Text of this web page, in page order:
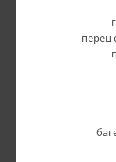
перец